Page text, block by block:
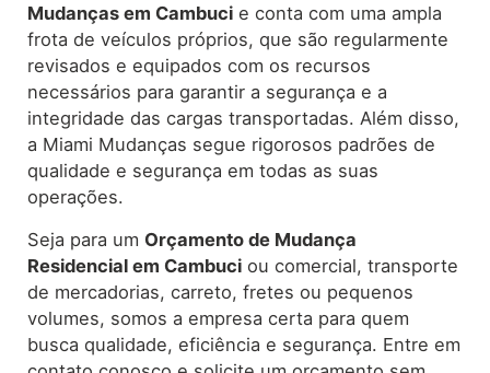
Mudanças em Cambuci e conta com uma ampla
frota de veículos próprios, que são regularmente
revisados e equipados com os recursos
necessários para garantir a segurança e a
integridade das cargas transportadas. Além disso,
a Miami Mudanças segue rigorosos padrões de
qualidade e segurança em todas as suas
operações.
Seja para um Orçamento de Mudança
Residencial em Cambuci ou comercial, transporte
de mercadorias, carreto, fretes ou pequenos
volumes, somos a empresa certa para quem
busca qualidade, eficiência e segurança. Entre em